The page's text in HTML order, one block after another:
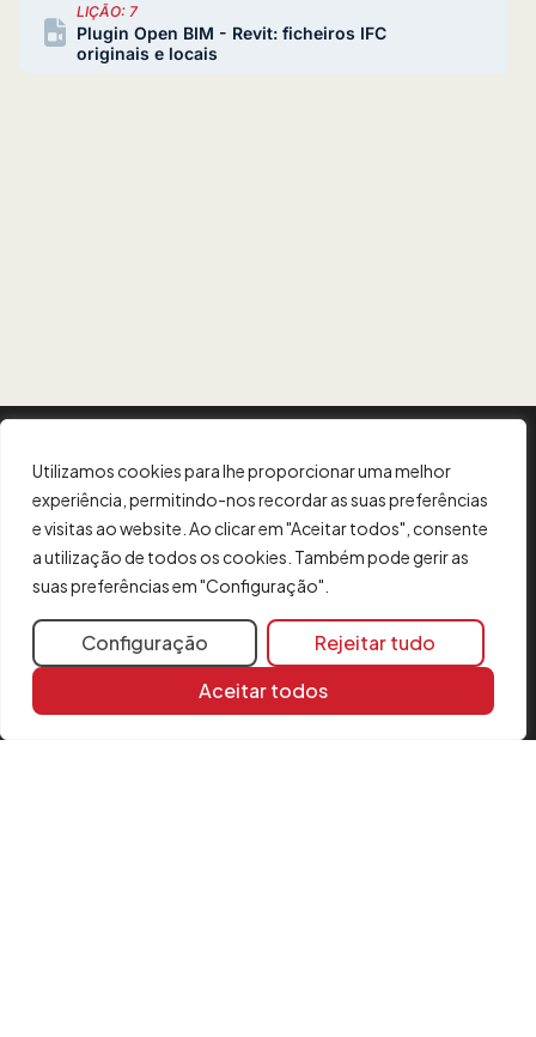
Utilizamos cookies para lhe proporcionar uma melhor
experiência, permitindo-nos recordar as suas preferências
e visitas ao website. Ao clicar em "Aceitar todos", consente
a utilização de todos os cookies. Também pode gerir as
suas preferências em "Configuração".
Configuração
Rejeitar tudo
Aceitar todos
LIÇÃO: 7
Plugin Open BIM - Revit: ficheiros IFC
originais e locais
Contacto
Aviso legal
Política de cookies
Formulário de reclamação
Política de Segurança
Comunicações sobre a fusão